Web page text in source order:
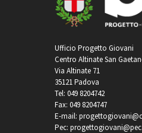
Ufficio Progetto Giovani
Centro Altinate San
Via Altinate 71
35121 Padova
Tel: 049 8204742
Fax: 049 8204747
E-mail:
Pec: